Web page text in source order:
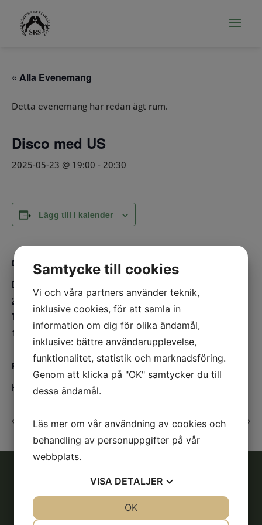
« Alla Evenemang
Detta evenemang har redan ägt rum.
Disco med US
2025-05-23 @ 19:00 - 20:30
Lägg till i kalender
DETALJER
Datum:
2025-05-23
Tid:
19:00 - 20:30
PLATS
Hela ridhuset
Hoppträning för Ebba Pay n Jump
Söderköpings Ryttarsällskap
Samtycke till cookies
Vi och våra partners använder teknik,
inklusive cookies, för att samla in
information om dig för olika ändamål,
inklusive: bättre användarupplevelse,
funktionalitet, statistik och marknadsföring.
Genom att klicka på "OK" samtycker du till
dessa ändamål.
Läs mer om vår användning av cookies och
behandling av personuppgifter på vår
webbplats.
VISA DETALJER
OK